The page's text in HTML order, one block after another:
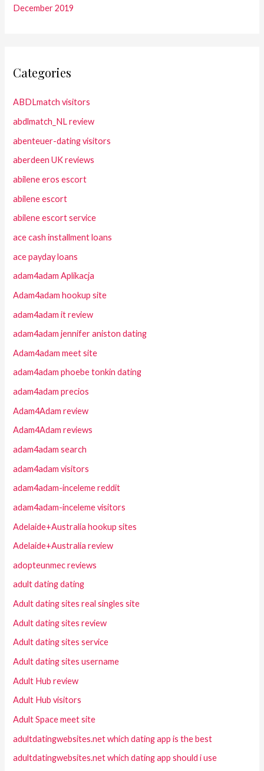
December 2019
Categories
ABDLmatch visitors
abdlmatch_NL review
abenteuer-dating visitors
aberdeen UK reviews
abilene eros escort
abilene escort
abilene escort service
ace cash installment loans
ace payday loans
adam4adam Aplikacja
Adam4adam hookup site
adam4adam it review
adam4adam jennifer aniston dating
Adam4adam meet site
adam4adam phoebe tonkin dating
adam4adam precios
Adam4Adam review
Adam4Adam reviews
adam4adam search
adam4adam visitors
adam4adam-inceleme reddit
adam4adam-inceleme visitors
Adelaide+Australia hookup sites
Adelaide+Australia review
adopteunmec reviews
adult dating dating
Adult dating sites real singles site
Adult dating sites review
Adult dating sites service
Adult dating sites username
Adult Hub review
Adult Hub visitors
Adult Space meet site
adultdatingwebsites.net which dating app is the best
adultdatingwebsites.net which dating app should i use